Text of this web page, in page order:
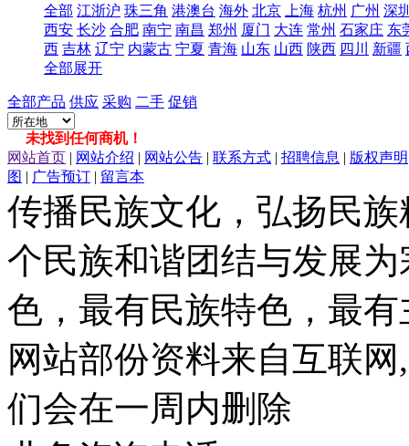
全部 江浙沪 珠三角 港澳台 海外 北京 上海 杭州 广州 深
西安 长沙 合肥 南宁 南昌 郑州 厦门 大连 常州 石家庄 东
西 吉林 辽宁 内蒙古 宁夏 青海 山东 山西 陕西 四川 新疆
全部展开
全部产品 供应 采购 二手 促销
未找到任何商机！
网站首页 | 网站介绍 | 网站公告 | 联系方式 | 招聘信息 | 版权声明
图 | 广告预订 | 留言本
传播民族文化，弘扬民
个民族和谐团结与发展
色，最有民族特色，最
网站部份资料来自互联
们会在一周内删除